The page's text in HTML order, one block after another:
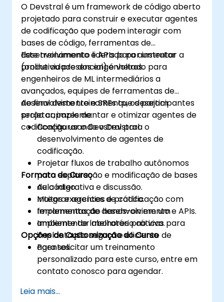
O Devstral é um framework de código aberto
projetado para construir e executar agentes
de codificação que podem interagir com
bases de código, ferramentas de
desenvolvimento e APIs para aumentar a
produtividade dos engenheiros.
Este treinamento liderado por instrutor
(online ou presencial) é voltado para
engenheiros de ML intermediários a
avançados, equipes de ferramentas de
desenvolvimento e SREs que desejam
projetar, implementar e otimizar agentes de
codificação usando o Devstral.
Ao final deste treinamento, os participantes
serão capazes de:
Configurar o Devstral para o
desenvolvimento de agentes de
codificação.
Projetar fluxos de trabalho autônomos
para exploração e modificação de bases
de código.
Integrar agentes de codificação com
ferramentas de desenvolvimento e APIs.
Implementar melhores práticas para
implantação segura e eficiente de
agentes.
Formato do Curso
Aula interativa e discussão.
Muitos exercícios e prática.
Implementação hands-on em um
ambiente de laboratório ao vivo.
Opções de Customização do Curso
Para solicitar um treinamento
personalizado para este curso, entre em
contato conosco para agendar.
Leia mais...